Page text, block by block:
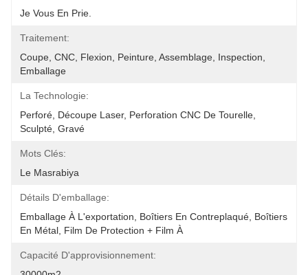
Je Vous En Prie.
Traitement:
Coupe, CNC, Flexion, Peinture, Assemblage, Inspection,
Emballage
La Technologie:
Perforé, Découpe Laser, Perforation CNC De Tourelle,
Sculpté, Gravé
Mots Clés:
Le Masrabiya
Détails D'emballage:
Emballage À L'exportation, Boîtiers En Contreplaqué, Boîtiers
En Métal, Film De Protection + Film À
Capacité D'approvisionnement: